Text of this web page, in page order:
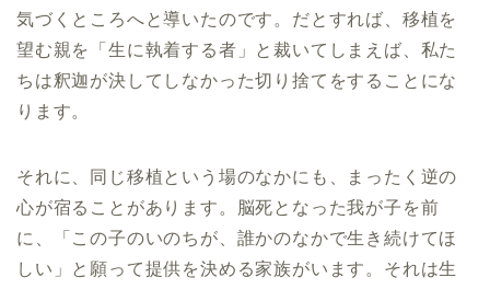
気づくところへと導いたのです。だとすれば、移植を
望む親を「生に執着する者」と裁いてしまえば、私た
ちは釈迦が決してしなかった切り捨てをすることにな
ります。
それに、同じ移植という場のなかにも、まったく逆の
心が宿ることがあります。脳死となった我が子を前
に、「この子のいのちが、誰かのなかで生き続けてほ
しい」と願って提供を決める家族がいます。それは生